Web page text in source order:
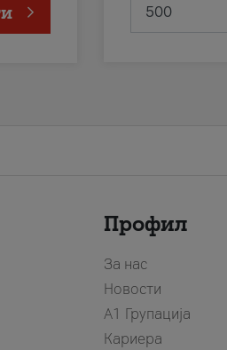
Профил
За нас
Новости
А1 Групација
Кариера